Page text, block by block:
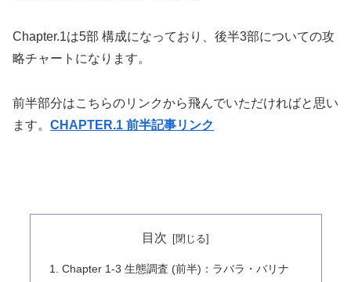
Chapter.1は5部 構成になっており、後半3部についての攻
略チャートになります。
前半部分はこちらのリンクから飛んでいただければと思い
ます。 CHAPTER.1 前半記事リンク
目次
Chapter 1-3 生態調査 (前半)：ラバラ・バリナ